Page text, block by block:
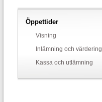
Öppettider
Visning
Inlämning och värdering
Kassa och utlämning